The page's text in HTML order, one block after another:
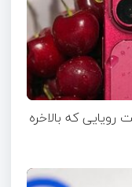
سه قابلیت رویایی که بالاخره